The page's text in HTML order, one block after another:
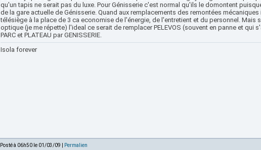
qu'un tapis ne serait pas du luxe. Pour Génisserie c'est normal qu'ils le domontent
de la gare actuelle de Génisserie. Quand aux remplacements des remontées
télésiège à la place de 3 ca economise de l'énergie, de l'entretient et du personnel. Mais
optique (je me répette) l'ideal ce serait de remplacer PELEVOS (souvent en panne et qui
PARC et PLATEAU par GENISSERIE.
Isola forever
Posté à 06h50 le 01/03/09 | Permalien